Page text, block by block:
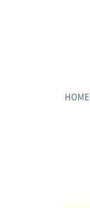
HOME